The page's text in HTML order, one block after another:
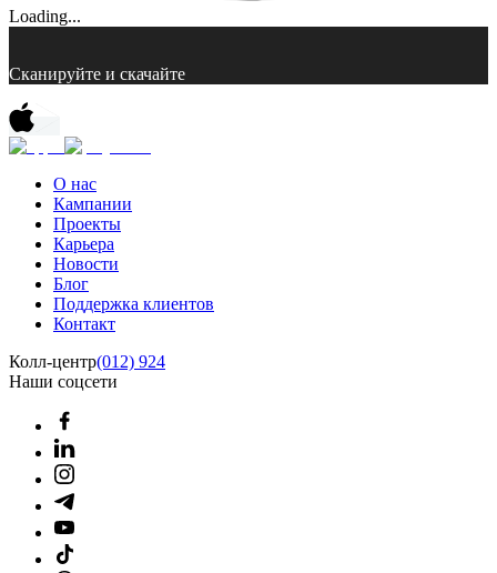
Loading...
Сканируйте и скачайте
О нас
Кампании
Проекты
Карьера
Новости
Блог
Поддержка клиентов
Контакт
Колл-центр(012) 924
Наши соцсети